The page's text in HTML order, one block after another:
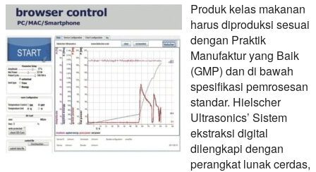
Produk kelas makanan
harus diproduksi sesuai
dengan Praktik
Manufaktur yang Baik
(GMP) dan di bawah
spesifikasi pemrosesan
standar. Hielscher
Ultrasonics’ Sistem
ekstraksi digital
dilengkapi dengan
perangkat lunak cerdas,